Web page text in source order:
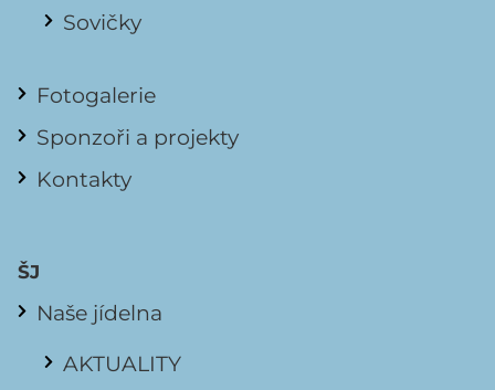
Sovičky
Fotogalerie
Sponzoři a projekty
Kontakty
ŠJ
Naše jídelna
AKTUALITY